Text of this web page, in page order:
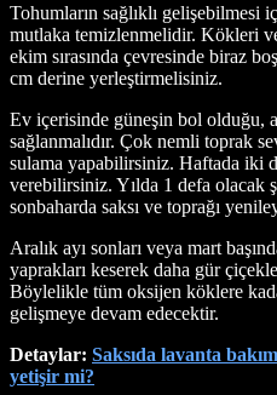
Tohumların sağlıklı gelişebilmesi
mutlaka temizlenmelidir. Kökleri
ekim sırasında çevresinde biraz
cm derine yerleştirmelisiniz.
Ev içerisinde güneşin bol olduğu,
sağlanmalıdır. Çok nemli toprak
sulama yapabilirsiniz. Haftada iki
verebilirsiniz. Yılda 1 defa olacak
sonbaharda saksı ve toprağı
Aralık ayı sonları veya mart
yaprakları keserek daha gür
Böylelikle tüm oksijen köklere
gelişmeye devam edecektir.
Detaylar: Saksıda lavanta
yetişir mi?